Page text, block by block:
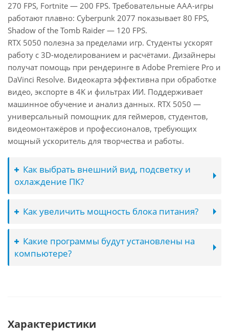
270 FPS, Fortnite — 200 FPS. Требовательные AAA-игры
работают плавно: Cyberpunk 2077 показывает 80 FPS,
Shadow of the Tomb Raider — 120 FPS.
RTX 5050 полезна за пределами игр. Студенты ускорят
работу с 3D-моделированием и расчётами. Дизайнеры
получат помощь при рендеринге в Adobe Premiere Pro и
DaVinci Resolve. Видеокарта эффективна при обработке
видео, экспорте в 4K и фильтрах ИИ. Поддерживает
машинное обучение и анализ данных. RTX 5050 —
универсальный помощник для геймеров, студентов,
видеомонтажёров и профессионалов, требующих
мощный ускоритель для творчества и работы.
Как выбрать внешний вид, подсветку и
охлаждение ПК?
Как увеличить мощность блока питания?
Какие программы будут установлены на
компьютере?
Характеристики